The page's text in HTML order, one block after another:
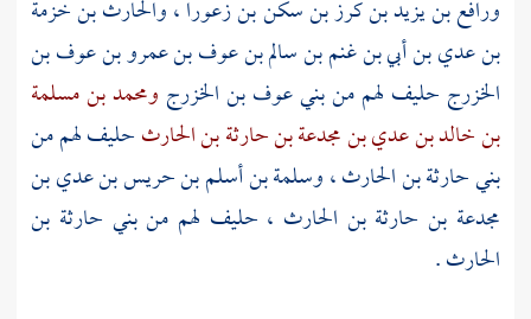
ورافع بن يزيد بن كرز بن سكن بن زعورا،والحارث بن خزمة
بن عدي بن أبي بن غنم بن سالم بن عوف بن عمرو بن عوف بن
الخزرج حليف لهم منبني عوف بن الخزرج ومحمد بن مسلمة
بن خالد بن عدي بن مجدعة بن حارثة بن الحارثحليف لهم من
بني حارثة بن الحارث،وسلمة بن أسلم بن حريس بن عدي بن
مجدعة بن حارثة بن الحارث ، حليف لهم منبني حارثة بن
الحارث.